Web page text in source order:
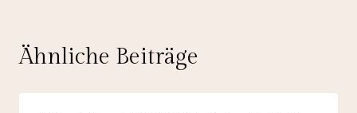
Ähnliche Beiträge